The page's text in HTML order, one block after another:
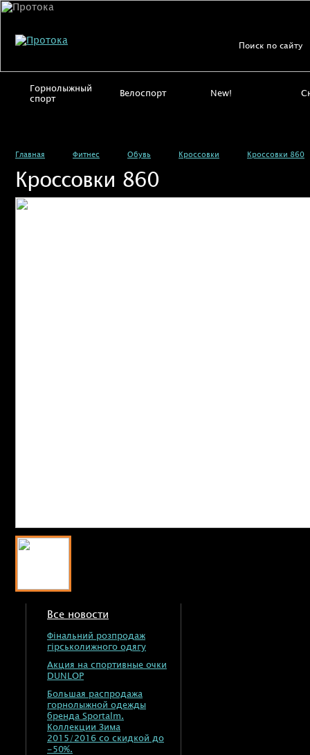
Горнолыжный
спорт
Велоспорт New!
Главная Фитнес Обувь Кроссовки Кроссовки 860
Кроссовки 860
Все новости
Фінальний розпродаж
гірськолижного одягу
Акция на спортивные очки
DUNLOP
Большая распродажа
горнолыжной одежды
бренда Sportalm.
Коллекции Зима
2015/2016 со скидкой до
-50%.